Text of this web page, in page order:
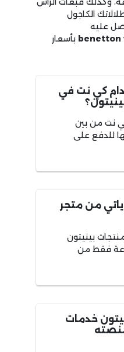
الكاجول
عليه
benetton بأسعار
كي نت في
نت من بين
للدفع على
من متجر
بينيتون
خلال 24 ساعة فقط من
خدمات